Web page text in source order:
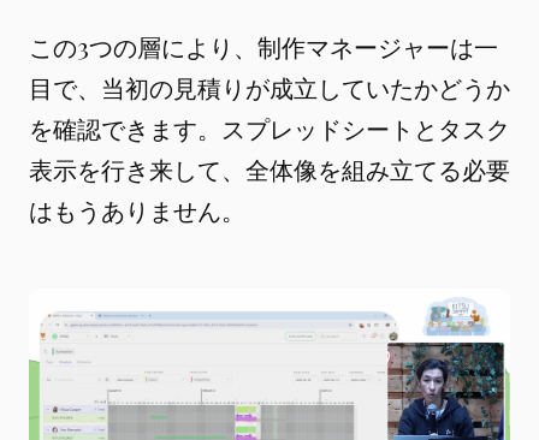
この3つの層により、制作マネージャーは一
目で、当初の見積りが成立していたかどうか
を確認できます。スプレッドシートとタスク
表示を行き来して、全体像を組み立てる必要
はもうありません。